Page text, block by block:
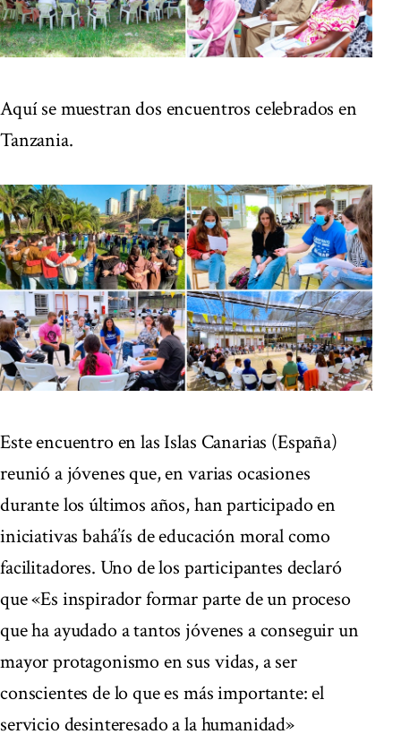
Aquí se muestran dos encuentros celebrados en
Tanzania.
Este encuentro en las Islas Canarias (España)
reunió a jóvenes que, en varias ocasiones
durante los últimos años, han participado en
iniciativas bahá’ís de educación moral como
facilitadores. Uno de los participantes declaró
que «Es inspirador formar parte de un proceso
que ha ayudado a tantos jóvenes a conseguir un
mayor protagonismo en sus vidas, a ser
conscientes de lo que es más importante: el
servicio desinteresado a la humanidad»